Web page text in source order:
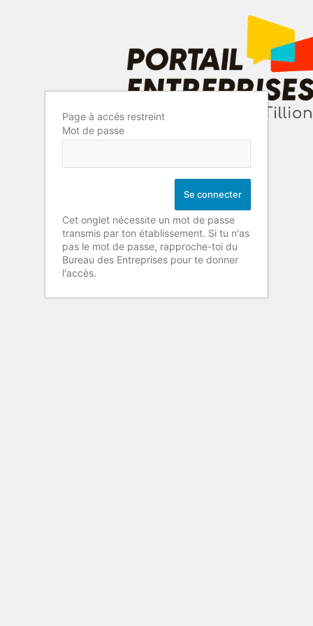
Page à accés restreint
Mot de passe
Cet onglet nécessite un mot de passe
transmis par ton établissement. Si tu n'as
pas le mot de passe, rapproche-toi du
Bureau des Entreprises pour te donner
l'accès.